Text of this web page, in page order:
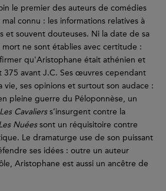
le premier des auteurs de comédies
connu : les informations relatives à
et souvent douteuses. Ni la date de sa
mort ne sont établies avec certitude :
qu'Aristophane était athénien et
avant J.C. Ses œuvres cependant
vie, ses opinions et surtout son audace :
pleine guerre du Péloponnèse, un
Les Cavalierss’insurgent contre la
Nuéessont un réquisitoire contre
Le dramaturge use de son puissant
ses idées : outre un auteur
Aristophane est aussi un ancêtre de